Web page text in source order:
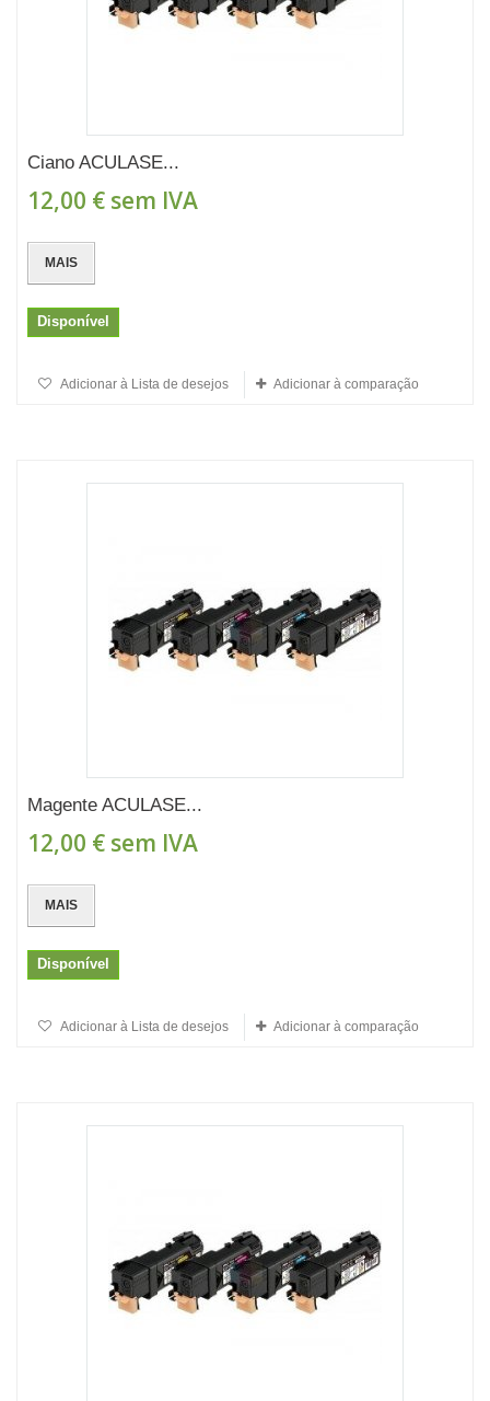
Ciano ACULASE...
12,00 € sem IVA
MAIS
Disponível
Adicionar à Lista de desejos Adicionar à comparação
Magente ACULASE...
12,00 € sem IVA
MAIS
Disponível
Adicionar à Lista de desejos Adicionar à comparação